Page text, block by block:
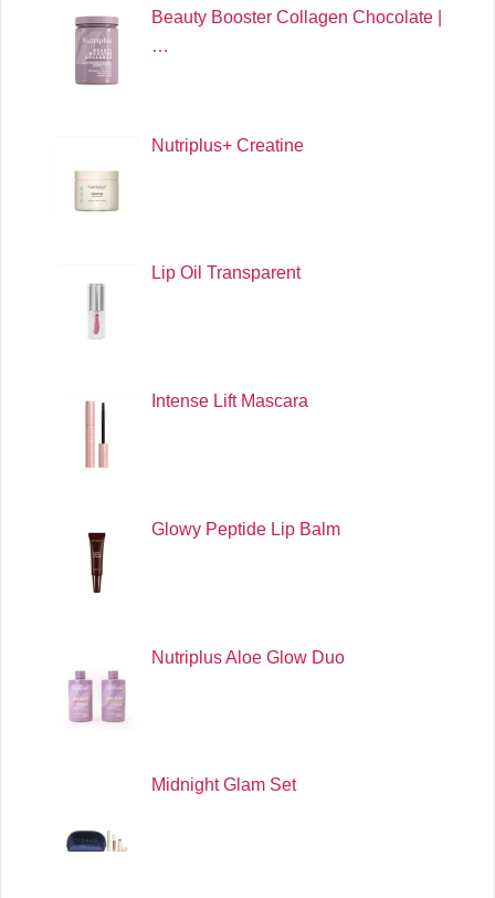
Beauty Booster Collagen Chocolate |
…
Nutriplus+ Creatine
Lip Oil Transparent
Intense Lift Mascara
Glowy Peptide Lip Balm
Nutriplus Aloe Glow Duo
Midnight Glam Set